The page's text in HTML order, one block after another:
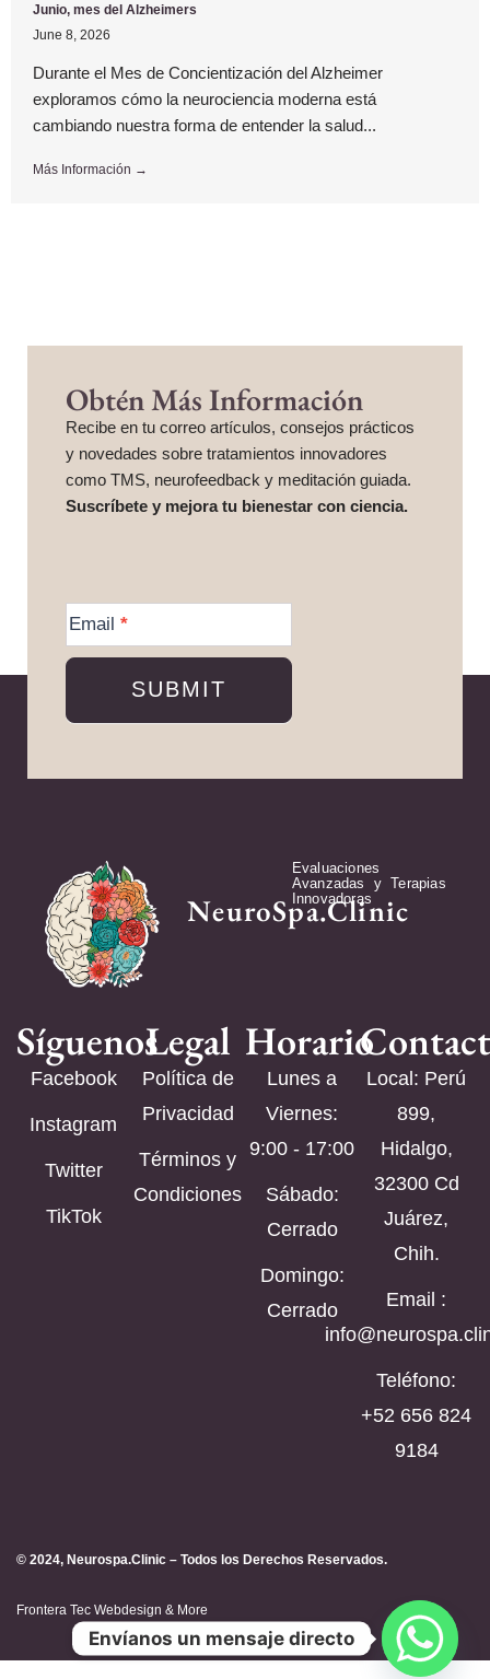
Junio, mes del Alzheimers
June 8, 2026
Durante el Mes de Concientización del Alzheimer
exploramos cómo la neurociencia moderna está
cambiando nuestra forma de entender la salud...
Más Información →
Obtén Más Información
Recibe en tu correo artículos, consejos prácticos
y novedades sobre tratamientos innovadores
como TMS, neurofeedback y meditación guiada.
Suscríbete y mejora tu bienestar con ciencia.
Information
Email *
SUBMIT
NeuroSpa.Clinic
Evaluaciones
Avanzadas y Terapias
Innovadoras
Síguenos
Facebook
Instagram
Twitter
TikTok
Legal
Política de
Privacidad
Términos y
Condiciones
Horario
Lunes a
Viernes:
9:00 - 17:00
Sábado:
Cerrado
Domingo:
Cerrado
Local: Perú
899,
Hidalgo,
32300 Cd
Juárez,
Chih.
Email :
Teléfono:
‪+52 656 824
9184‬
© 2024, Neurospa.Clinic – Todos los Derechos Reservados.
Frontera Tec Webdesign & More
Envíanos un mensaje directo